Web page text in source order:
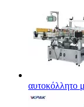
αυτοκόλλητο